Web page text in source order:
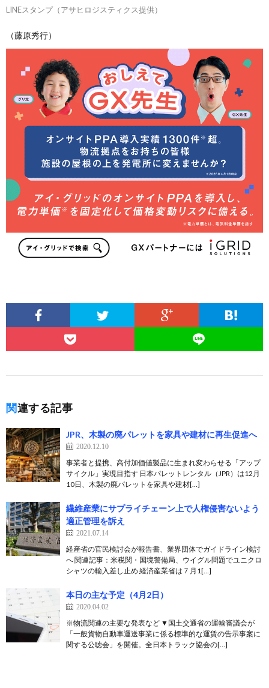
LINEスタンプ（アサヒロジスティクス提供）
（藤原秀行）
関連する記事
JPR、木製の廃パレットを家具や建材に再生促進へ
2020.12.10
事業者と提携、高付加価値製品に生まれ変わらせる「アップ
サイクル」実現目指す 日本パレットレンタル（JPR）は12月
10日、木製の廃パレットを家具や建材[…]
繊維産業にサプライチェーン上で人権侵害ないよう
適正管理を訴え
2021.07.14
経産省の官民検討会が報告書、業界団体でガイドライン検討
へ 関連記事：米税関・国境警備局、ウイグル問題でユニクロ
シャツの輸入差し止め 経済産業省は７月1[…]
本日の主な予定（4月2日）
2020.04.02
※物流関連の主要な発表など ▼国土交通省の運輸審議会が
「一般貨物自動車運送事業に係る標準的な運賃の告示事案に
関する公聴会」を開催。全日本トラック協会の[…]